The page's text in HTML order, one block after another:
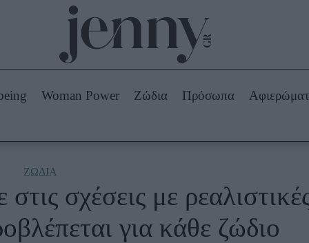
Beauty -
Ομορφιά
Skincare
Μακιγιάζ
Ζώδια
Woman Power Ζώδια Πρόσωπα
ΖΩΔΙΑ
σχέσεις με
για κάθε ζώδιο